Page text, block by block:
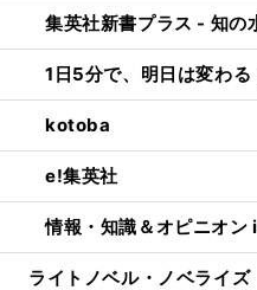
集英社新書プラス - 知の
1日5分で、明日は変わ
kotoba
e!集英社
情報・知識＆オピニオ
ライトノベル・ノベライズ